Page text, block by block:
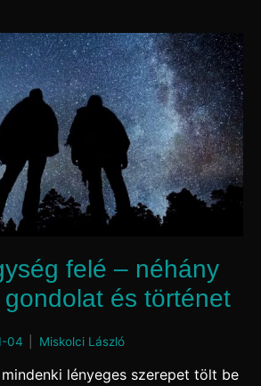
felé – néhány
és történet
04by Miskolci László
lényeges szerepet tölt be